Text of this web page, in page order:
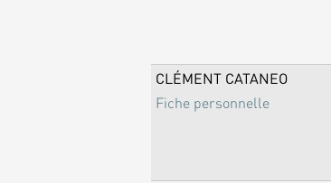
CLÉMENT CATANEO
Fiche personnelle